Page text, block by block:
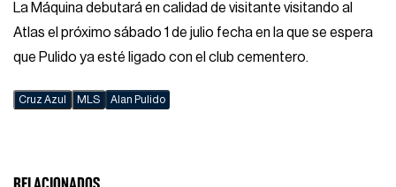
La Máquina debutará en calidad de visitante visitando al
Atlas el próximo sábado 1 de julio fecha en la que se espera
que Pulido ya esté ligado con el club cementero.
Cruz Azul MLS Alan Pulido